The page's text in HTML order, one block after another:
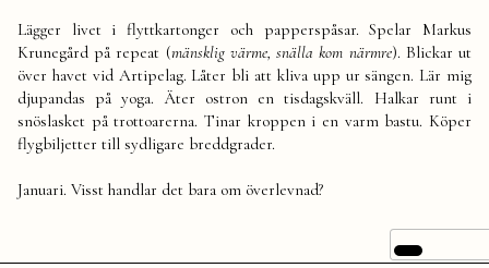
den
sista
veckan
i
januari
Lägger livet i flyttkartonger och papperspåsar. Spelar Markus
Krunegård på repeat (mänsklig värme, snälla kom närmre). Blickar ut
över havet vid Artipelag. Låter bli att kliva upp ur sängen. Lär mig
djupandas på yoga. Äter ostron en tisdagskväll. Halkar runt i
snöslasket på trottoarerna. Tinar kroppen i en varm bastu. Köper
flygbiljetter till sydligare breddgrader.
Januari. Visst handlar det bara om överlevnad?